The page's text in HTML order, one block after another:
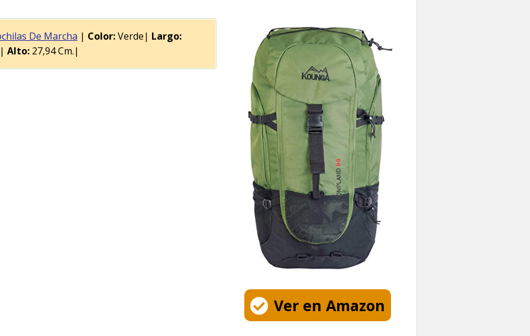
Ver en Amazon
De Marcha | Color:Verde| Largo:
Alto: 27,94 Cm.|